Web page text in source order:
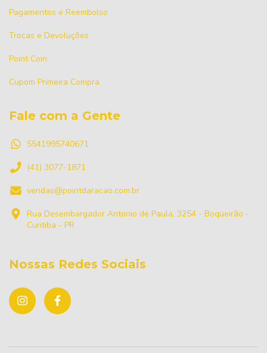
Pagamentos e Reembolso
Trocas e Devoluções
Point Coin
Cupom Primeira Compra
Fale com a Gente
5541995740671
(41) 3077-1871
vendas@pointdaracao.com.br
Rua Desembargador Antonio de Paula, 3254 - Boqueirão -
Curitiba - PR
Nossas Redes Sociais